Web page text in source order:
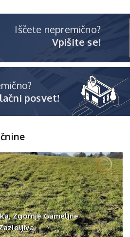
Iščete nepremično?
Vpišite se!
posvet!
Zgornje Gameljne